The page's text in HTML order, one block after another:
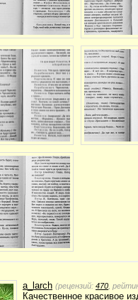
a_larch (рецензий: 470 ,
Качественное красивое